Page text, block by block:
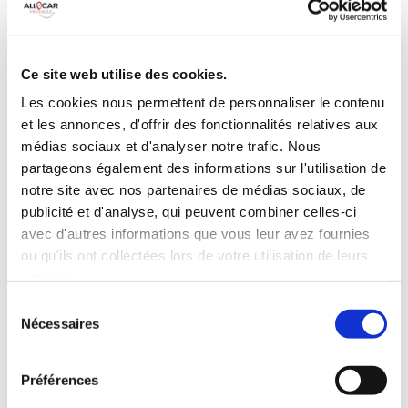
Ce site web utilise des cookies.
Les cookies nous permettent de personnaliser le contenu
et les annonces, d'offrir des fonctionnalités relatives aux
médias sociaux et d'analyser notre trafic. Nous
partageons également des informations sur l'utilisation de
notre site avec nos partenaires de médias sociaux, de
publicité et d'analyse, qui peuvent combiner celles-ci
avec d'autres informations que vous leur avez fournies
ou qu'ils ont collectées lors de votre utilisation de leurs
Nécessaires
Préférences
Galerie de toit Habillage Bois
Camera de recul
Cloison de
INCLUS À LA LOCATION
Killométrage illimité
Assurance tous risques (hors franchise)
Carburant : plein à rendre plein
CONDITIONS DE LOCATION
Age minimum :20 ans